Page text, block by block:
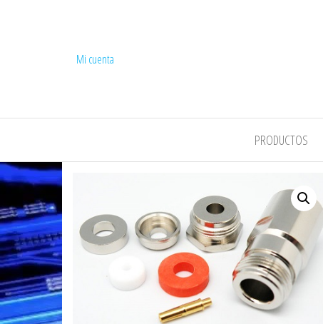
COMPEL
Mi cuenta
PRODUCTOS